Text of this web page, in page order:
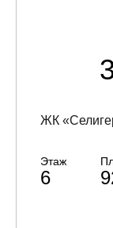
ЖК
Этаж
6